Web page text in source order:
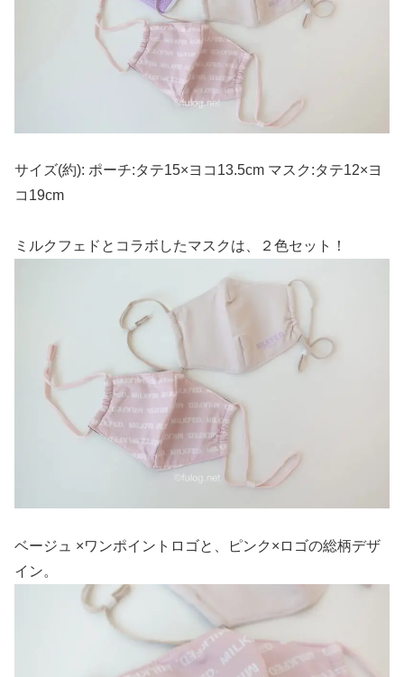
サイズ(約): ポーチ:タテ15×ヨコ13.5cm マスク:タテ12×ヨ
コ19cm
ミルクフェドとコラボしたマスクは、２色セット！
ベージュ ×ワンポイントロゴと、ピンク×ロゴの総柄デザ
イン。